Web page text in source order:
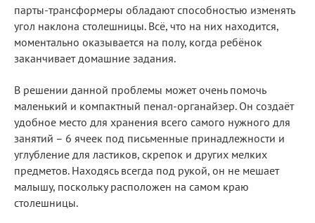
парты-трансформеры обладают способностью изменять
угол наклона столешницы. Всё, что на них находится,
моментально оказывается на полу, когда ребёнок
заканчивает домашние задания.
В решении данной проблемы может очень помочь
маленький и компактный пенал-органайзер. Он создаёт
удобное место для хранения всего самого нужного для
занятий – 6 ячеек под письменные принадлежности и
углубление для ластиков, скрепок и других мелких
предметов. Находясь всегда под рукой, он не мешает
малышу, поскольку расположен на самом краю
столешницы.